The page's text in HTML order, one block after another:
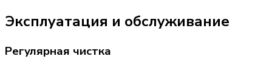
Эксплуатация и обслуживание
Регулярная чистка